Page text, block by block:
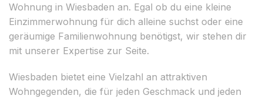
Wohnung in Wiesbaden an. Egal ob du eine kleine
Einzimmerwohnung für dich alleine suchst oder eine
geräumige Familienwohnung benötigst, wir stehen dir
mit unserer Expertise zur Seite.
Wiesbaden bietet eine Vielzahl an attraktiven
Wohngegenden, die für jeden Geschmack und jeden